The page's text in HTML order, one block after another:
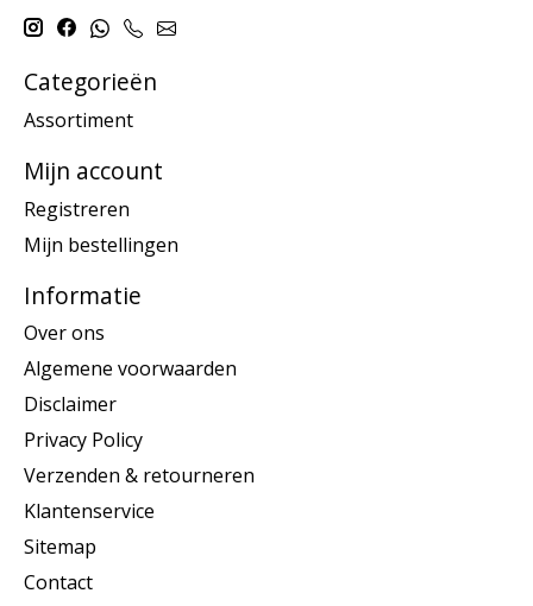
Categorieën
Assortiment
Mijn account
Registreren
Mijn bestellingen
Informatie
Over ons
Algemene voorwaarden
Disclaimer
Privacy Policy
Verzenden & retourneren
Klantenservice
Sitemap
Contact